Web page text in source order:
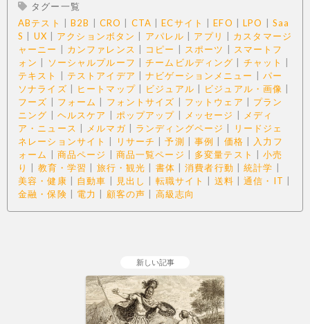
タグー一覧
ABテスト
B2B CRO CTA |ECサイト |EFO LPO
Saa
S
UX アクションボタン アパレル アプリ
カスタマージ
ャーニー
カンファレンス コピー スポーツ
スマートフ
ォン
ソーシャルプルーフ |チームビルディング チャット
テキスト
テストアイデア |ナビゲーションメニュー
パー
ソナライズ
ヒートマップ| ビジュアル ビジュアル・画像
フーズ
フォーム フォントサイズ フットウェア
プラン
ニング
ヘルスケア ポップアップ メッセージ
メディ
ア・ニュース
メルマガ| ランディングページ
リードジェ
ネレーションサイト
リサーチ |予測 事例 価格
入力フ
ォーム
商品ページ 商品一覧ページ 多変量テスト |小売
り
教育・学習 旅行・観光 書体 |消費者行動 |統計学
美容・健康
自動車 見出し 転職サイト 送料 |通信・IT
金融・保険
電力 顧客の声 高級志向
新しい記事